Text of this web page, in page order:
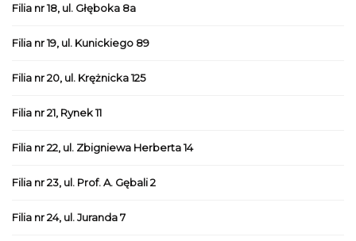
Filia nr 18, ul. Głęboka 8a
Filia nr 19, ul. Kunickiego 89
Filia nr 20, ul. Krężnicka 125
Filia nr 21, Rynek 11
Filia nr 22, ul. Zbigniewa Herberta 14
Filia nr 23, ul. Prof. A. Gębali 2
Filia nr 24, ul. Juranda 7